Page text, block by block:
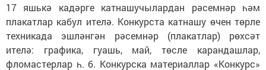
17 яшькә кадәрге катнашучылардан рәсемнәр һәм
плакатлар кабул ителә. Конкурста катнашу өчен төрле
техникада эшләнгән рәсемнәр (плакатлар) рөхсәт
ителә: графика, гуашь, май, төсле карандашлар,
фломастерлар һ. б. Конкурска материаллар «Конкурс»